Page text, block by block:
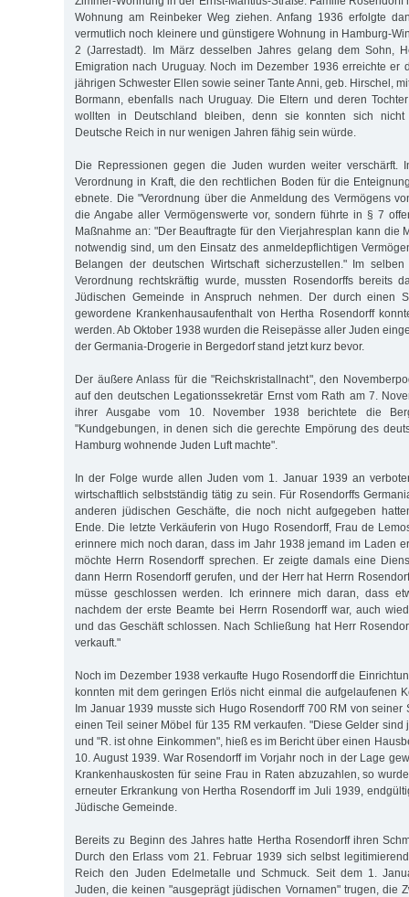
Wohnung am Reinbeker Weg ziehen. Anfang 1936 erfolgte
vermutlich noch kleinere und günstigere Wohnung in Hamburg-
2 (Jarrestadt). Im März desselben Jahres gelang dem Sohn,
Emigration nach Uruguay. Noch im Dezember 1936 erreichte er
jährigen Schwester Ellen sowie seiner Tante Anni, geb. Hirschel,
Bormann, ebenfalls nach Uruguay. Die Eltern und deren
wollten in Deutschland bleiben, denn sie konnten sich
Deutsche Reich in nur wenigen Jahren fähig sein würde.
Die Repressionen gegen die Juden wurden weiter verschärft.
Verordnung in Kraft, die den rechtlichen Boden für die
ebnete. Die "Verordnung über die Anmeldung des Vermögens
die Angabe aller Vermögenswerte vor, sondern führte in § 7
Maßnahme an: "Der Beauftragte für den Vierjahresplan kann die
notwendig sind, um den Einsatz des anmeldepflichtigen
Belangen der deutschen Wirtschaft sicherzustellen." Im
Verordnung rechtskräftig wurde, mussten Rosendorffs bereits
Jüdischen Gemeinde in Anspruch nehmen. Der durch einen
gewordene Krankenhausaufenthalt von Hertha Rosendorff
werden. Ab Oktober 1938 wurden die Reisepässe aller Juden
der Germania-Drogerie in Bergedorf stand jetzt kurz bevor.
Der äußere Anlass für die "Reichskristallnacht", den
auf den deutschen Legationssekretär Ernst vom Rath am 7.
ihrer Ausgabe vom 10. November 1938 berichtete die
"Kundgebungen, in denen sich die gerechte Empörung des
Hamburg wohnende Juden Luft machte".
In der Folge wurde allen Juden vom 1. Januar 1939 an
wirtschaftlich selbstständig tätig zu sein. Für Rosendorffs
anderen jüdischen Geschäfte, die noch nicht aufgegeben
Ende. Die letzte Verkäuferin von Hugo Rosendorff, Frau de
erinnere mich noch daran, dass im Jahr 1938 jemand im Laden
möchte Herrn Rosendorff sprechen. Er zeigte damals eine
dann Herrn Rosendorff gerufen, und der Herr hat Herrn
müsse geschlossen werden. Ich erinnere mich daran, dass
nachdem der erste Beamte bei Herrn Rosendorff war, auch
und das Geschäft schlossen. Nach Schließung hat Herr
verkauft."
Noch im Dezember 1938 verkaufte Hugo Rosendorff die
konnten mit dem geringen Erlös nicht einmal die aufgelaufenen
Im Januar 1939 musste sich Hugo Rosendorff 700 RM von
einen Teil seiner Möbel für 135 RM verkaufen. "Diese Gelder sind
und "R. ist ohne Einkommen", hieß es im Bericht über einen
10. August 1939. War Rosendorff im Vorjahr noch in der Lage
Krankenhauskosten für seine Frau in Raten abzuzahlen, so
erneuter Erkrankung von Hertha Rosendorff im Juli 1939,
Jüdische Gemeinde.
Bereits zu Beginn des Jahres hatte Hertha Rosendorff ihren
Durch den Erlass vom 21. Februar 1939 sich selbst
Reich den Juden Edelmetalle und Schmuck. Seit dem 1.
Juden, die keinen "ausgeprägt jüdischen Vornamen" trugen, die